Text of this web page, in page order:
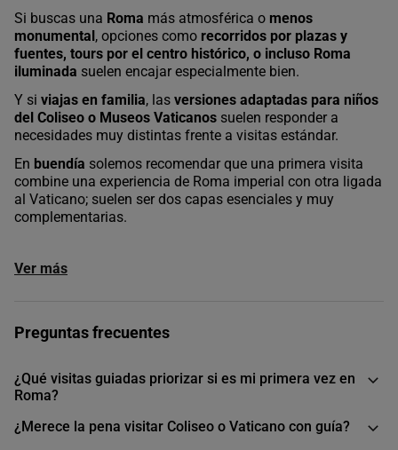
Si buscas una Roma más atmosférica o menos
monumental , opciones como recorridos por plazas y
fuentes, tours por el centro histórico, o incluso Roma
iluminada suelen encajar especialmente bien.
Y si viajas en familia, las versiones adaptadas para niños
del Coliseo o Museos Vaticanos suelen responder a
necesidades muy distintas frente a visitas estándar.
En buendía solemos recomendar que una primera visita
combine una experiencia de Roma imperial con otra ligada
al Vaticano; suelen ser dos capas esenciales y muy
complementarias.
Ver más
Preguntas frecuentes
¿Qué visitas guiadas priorizar si es mi primera vez en
Roma?
¿Merece la pena visitar Coliseo o Vaticano con guía?